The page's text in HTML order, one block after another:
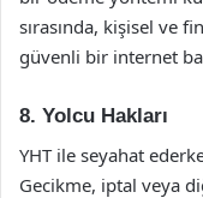
sırasında, kişisel ve
güvenli bir internet
8. Yolcu Hakları
YHT ile seyahat
Gecikme, iptal veya